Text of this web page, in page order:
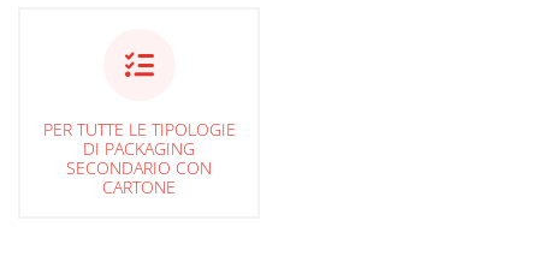
PER TUTTE LE TIPOLOGIE
DI PACKAGING
SECONDARIO CON
CARTONE